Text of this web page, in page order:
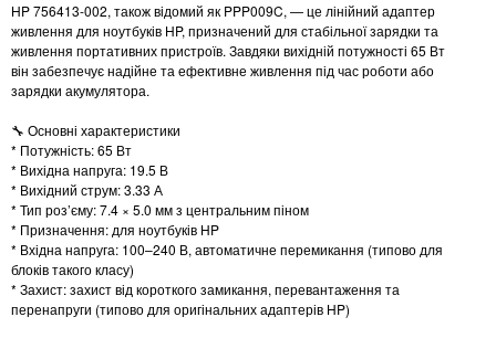
HP 756413-002, також відомий як PPP009C, — це лінійний адаптер
живлення для ноутбуків HP, призначений для стабільної зарядки та
живлення портативних пристроїв. Завдяки вихідній потужності 65 Вт
він забезпечує надійне та ефективне живлення під час роботи або
зарядки акумулятора.
🔧 Основні характеристики
* Потужність: 65 Вт
* Вихідна напруга: 19.5 В
* Вихідний струм: 3.33 А
* Тип роз’єму: 7.4 × 5.0 мм з центральним піном
* Призначення: для ноутбуків HP
* Вхідна напруга: 100–240 В, автоматичне перемикання (типово для
блоків такого класу)
* Захист: захист від короткого замикання, перевантаження та
перенапруги (типово для оригінальних адаптерів HP)